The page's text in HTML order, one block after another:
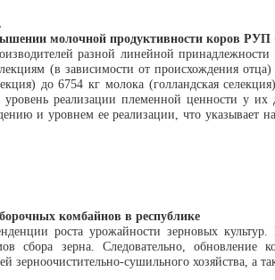
молочной продуктивности коров
разной линейной
(в зависимости от происхождения
до 6754 кг молока (голландская
реализации племенной ценности у
и уровнем ее реализации, что указывает
комбайнов в республике
роста урожайности зерновых
сбора зерна. Следовательно,
зерноочистительно-сушильного хозяйства, а